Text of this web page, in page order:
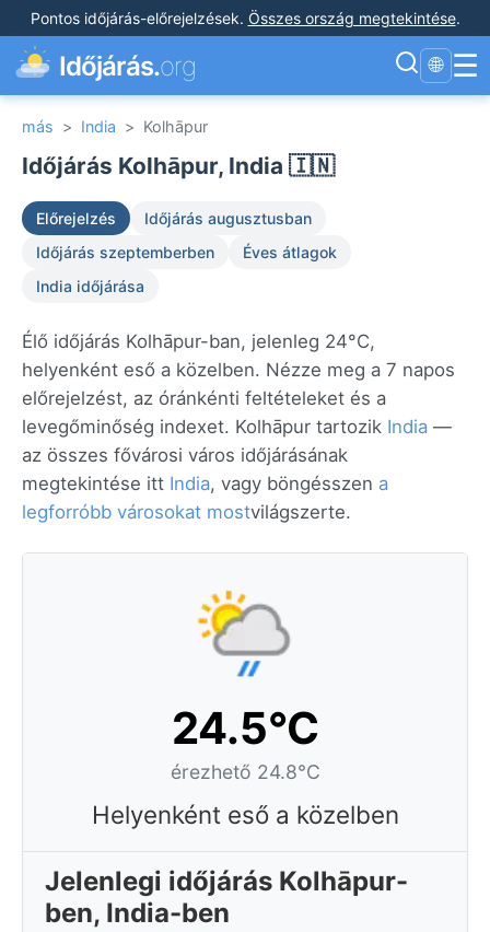
Pontos időjárás-előrejelzések. Összes ország megtekintése.
Időjárás.org 🌐 ☰
más > India > Kolhāpur
Időjárás Kolhāpur, India 🇮🇳
Előrejelzés
Időjárás augusztusban
Időjárás szeptemberben
Éves átlagok
India időjárása
Élő időjárás Kolhāpur-ban, jelenleg 24°C,
helyenként eső a közelben. Nézze meg a 7 napos
előrejelzést, az óránkénti feltételeket és a
levegőminőség indexet. Kolhāpur tartozik India —
az összes fővárosi város időjárásának
megtekintése itt India, vagy böngésszen a
legforróbb városokat mostvilágszerte.
24.5°C
érezhető 24.8°C
Helyenként eső a közelben
Jelenlegi időjárás Kolhāpur-
ben, India-ben